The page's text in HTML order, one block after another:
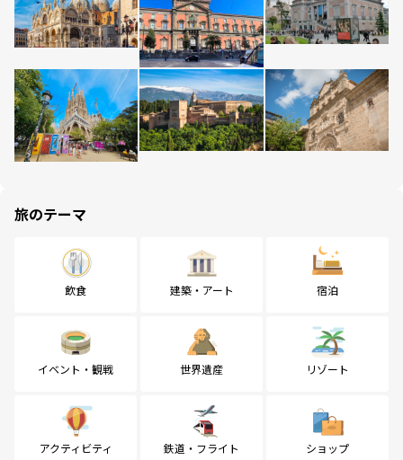
旅のテーマ
飲食 建築・アート 宿泊
イベント・観戦 世界遺産 リゾート
アクティビティ 鉄道・フライト ショップ